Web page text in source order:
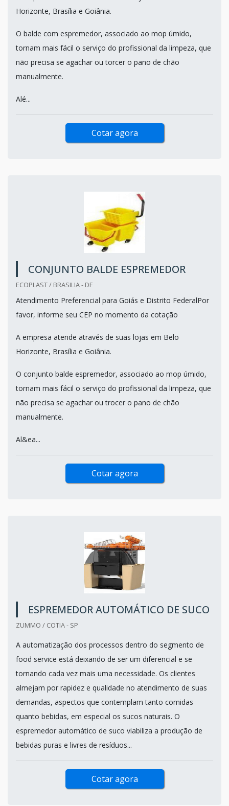
Horizonte, Brasília e Goiânia.
O balde com espremedor, associado ao mop úmido,
tornam mais fácil o serviço do profissional da limpeza, que
não precisa se agachar ou torcer o pano de chão
manualmente.
Alé...
Cotar agora
CONJUNTO BALDE ESPREMEDOR
ECOPLAST / BRASILIA - DF
Atendimento Preferencial para Goiás e Distrito FederalPor
favor, informe seu CEP no momento da cotação
A empresa atende através de suas lojas em Belo
Horizonte, Brasília e Goiânia.
O conjunto balde espremedor, associado ao mop úmido,
tornam mais fácil o serviço do profissional da limpeza, que
não precisa se agachar ou trocer o pano de chão
manualmente.
Al&ea...
Cotar agora
ESPREMEDOR AUTOMÁTICO DE SUCO
ZUMMO / COTIA - SP
A automatização dos processos dentro do segmento de
food service está deixando de ser um diferencial e se
tornando cada vez mais uma necessidade. Os clientes
almejam por rapidez e qualidade no atendimento de suas
demandas, aspectos que contemplam tanto comidas
quanto bebidas, em especial os sucos naturais. O
espremedor automático de suco viabiliza a produção de
bebidas puras e livres de resíduos...
Cotar agora